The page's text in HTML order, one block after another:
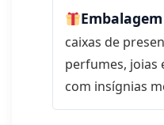
caixas de
perfumes, joias
com insígnias